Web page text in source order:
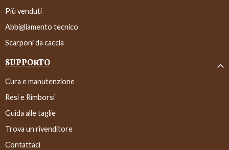
Più venduti
Abbigliamento tecnico
Scarponi da caccia
SUPPORTO
Cura e manutenzione
Resi e Rimborsi
Guida alle taglie
Trova un rivenditore
Contattaci